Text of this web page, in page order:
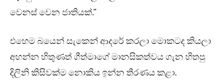
වෙනස් වෙන ජාතියක්.”
එහෙම බයෙන් සැකෙන් ආදරේ කරලා මොකටද කියලා
අහන්න හිතුණත් ගීත්මාගේ මානසිකත්වය ගැන හිතපු
දිලිනි කිසිවක්ම නොකිය ඉන්න තීරණය කළා.